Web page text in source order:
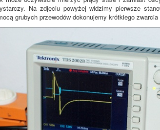
Na zdjęciu powyżej widzimy pierwsze
grubych przewodów dokonujemy krótkiego